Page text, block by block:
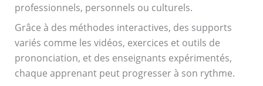
professionnels, personnels ou culturels.
Grâce à des méthodes interactives, des supports
variés comme les vidéos, exercices et outils de
prononciation, et des enseignants expérimentés,
chaque apprenant peut progresser à son rythme.